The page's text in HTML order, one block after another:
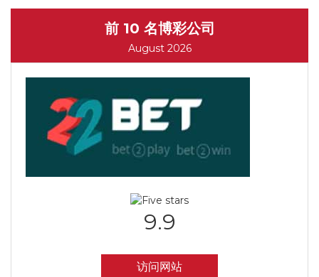
前 10 名博彩公司
August 2026
9.9
访问网站